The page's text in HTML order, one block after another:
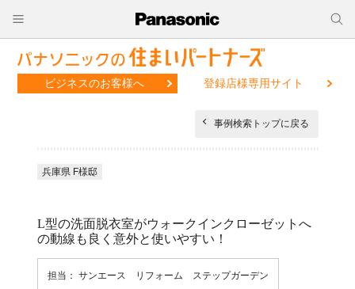
ビジネスのお客様へ 登録店様専用サイト
事例検索トップに戻る
兵庫県 F様邸
L型の洗面脱衣室がウォークインクローゼットへ
の動線も良く意外と使いやすい！
担当： サンエース リフォーム ステップガーデン